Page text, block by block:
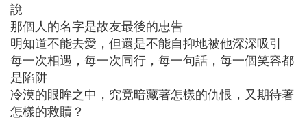
說
那個人的名字是故友最後的忠告
明知道不能去愛，但還是不能自抑地被他深深吸引
每一次相遇，每一次同行，每一句話，每一個笑容都
是陷阱
冷漠的眼眸之中，究竟暗藏著怎樣的仇恨，又期待著
怎樣的救贖？